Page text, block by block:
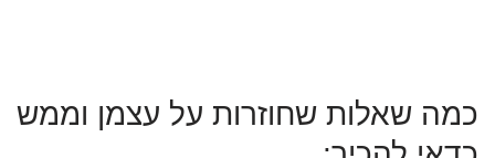
כמה שאלות שחוזרות על עצמן וממש